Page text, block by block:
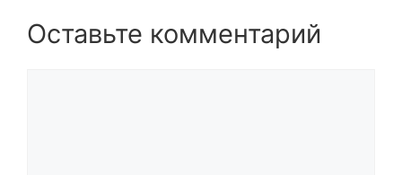
Оставьте комментарий